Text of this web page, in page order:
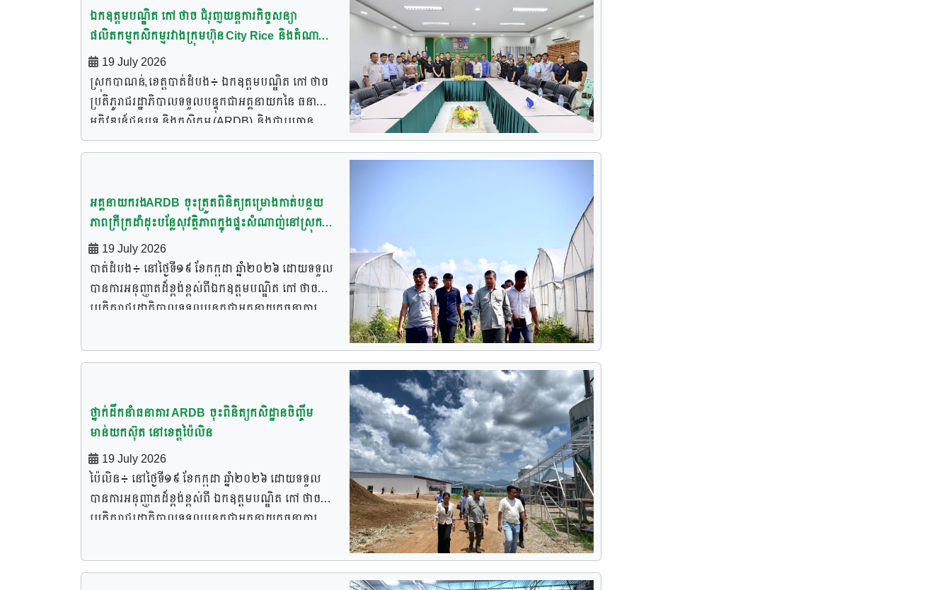
ធនាគារអភិវឌ្ឍន៍ជនបទ និងកសិកម្ម ដែលជាធនាគារ
បម្រើគោលនយោបាយរបស់រាជរដ្ឋាភិបាល។ […]
ទាំង ៩នៃស្រុកទឹកផុស សរុបប្រមាណ ៣០០រូប។ ឯក
ឧត្តមបណ្ឌិត កៅ ថាច ក្នុងនាមសមាគមបណ្តាញកសិករ
តេជោបានប្រសាសន៍លើកឡើងអំពីគុណតម្លៃសំខាន់ៗ
របស់សមាគមបណ្តាញកសិករតេជោ ដែលបង្កើតឡើងក្នុង
គោលបំណងធ្វើជាស្ពានចំលងកសិករទៅរកប្រភពហិរញ្ញ
វត្ថុ, បច្ចេកទេសដាំដុះ ចិញ្ចឹមសត្វ, និងចំលងសំឡេងកង្វល់
កសិករ។ ក្នុងឱកាសនោះ ឯកឧត្តមបណ្ឌិតប្រតិភូក៏បាន
ចាប់ផ្តើមការងារបង្កបង្កើនផលកសិកម្ម មិនថាតែការដាំដុះ
ដំណាំ ឬការចិញ្ចឹមសត្វនោះទេ ត្រូវយកចិត្តទុកដាក់ និង
តាមដានការព្យាករណ៍អាកាសធាតុឱ្យបានដិតដល់បំផុត
ដោយសារតែបច្ចុប្បន្នពិភពលោកក៏ដូចជាកម្ពុជាយើង
កំពុងរងផលប៉ះពាល់យ៉ាងធ្ងន់ធ្ងរពីបាតុភូតប្រែប្រួល
អាកាសធាតុអែលនីញ៉ូ (El Niño) ដែលបង្កឱ្យមានអាកាស
ជំរុញឱ្យប្រជាកសិករត្រូវមានការប្រុងប្រយ័ត្នចំពោះព័ត៍
បរិបទថ្មីនេះ កសិករគួរកែប្រែផ្នត់គំនិតនៃការធ្វើកសិកម្ម
ដោយអនុវត្តដាំដុះឆ្លាតវៃ​ និងត្រូវនេះរកថ្លៃដើមផលិតឱ្យ
ឃើញក្នុង១ឯកតា ទើបធ្វើស្រែមិនខាតនិងបានចំណេញ។
ការបញ្ជាក់របស់ ឯកឧត្តមបណ្ឌិត កៅ ថាច ដូច្នោះ ក្នុង
ឱកាសអញ្ជើញចុះជួបសំណេះសំណាល និងសួរសុខទុក្ខ
ដោយផ្ទាល់ជាមួយបងប្អូនប្រជាកសិករនៅក្នុងស្រុក
ផងដែរ ពីឯកឧត្តម ស៊ុន សុវណ្ណារិទ្ធ អភិបាលនៃគណៈ
ប្រឹក្សាខេត្តកំពង់ឆ្នាំង, លោកចេង ច័ន្ទដូណា អភិបាល
ស្រុកបរិបូរណ៍ អ្នកជំនាញ វារីវប្បកម្ម, សាកវប្បកម្ម, មេ
ភូមិ មេឃុំ, និងប្រជាកសិករមកពីឃុំទាំង ១១នៃស្រុក
បរិបូរណ៍ សរុបប្រមាណ ៣៨២រូប។ ឯកឧត្តមបណ្ឌិត កៅ
ថាច បានជម្រាបជូនដល់ប្រជាកសិករថា សមាគម
បណ្តាញកសិករតេជោដែលបង្កើតឡើងក្នុង
គោលបំណងទី១ ធ្វើជាស្ពានចំលងទៅរកប្រភពហិរញ្ញវត្ថុ,
កង្វល់របស់កសិករទៅដល់ថ្នាក់ដឹកនាំ ទី២ […]
ឯកឧត្តមបណ្ឌិត កៅ ថាច ជំរុញយន្តការកិច្ចសន្យា
ផលិតកម្មកសិកម្មរវាងក្រុមហ៊ុន City Rice និងតំណាង
កសិករអ្នកផលិតស្រូវនៅស្រុកបាណន់ ខេត្តបាត់ដំបង
ដើម្បីរួមគ្នាធានាលើការទិញស្រូវពីកសិករឲ្យមានតម្លៃសម
រម្យនៅលើទីផ្សារ
19 July 2026
ស្រុកបាណន់,ខេត្តបាត់ដំបង៖ ឯកឧត្តមបណ្ឌិត កៅ ថាច
ប្រតិភូរាជរដ្ឋាភិបាលទទួលបន្ទុកជាអគ្គនាយកនៃ ធនាគារ
អភិវឌ្ឍន៍ជនបទ និងកសិកម្ម (ARDB) និងជាប្រធាន
សមាគមបណ្តាញកសិករតេជោបានជំរុញនិងគាំទ្រនូវយន្ត
ដំបង ដើម្បីរួមគ្នាធានាការទិញស្រូវពីកសិករឲ្យមាន
តម្លៃសមរម្យនៅលើទីផ្សារ។ ប្រសាសន៍លើកឡើងដូច្នោះ
របស់ ឯកឧត្តមបណ្ឌិត កៅ ថាច ក្នុងឱកាសអញ្ជើញជា
អធិបតីភាពដ៏ខ្ពង់ខ្ពស់ ពិធីចុះហត្ថលេខាលើកិច្ចសន្យា
ផលិតកម្មកសិកម្ម ស្តីពីការផលិត និងការផ្គត់ផ្គង់ស្រូវ
រវាងតំណាងក្រុមហ៊ុន City Rice Import Export Co.,
ដៃគូរវាងវិស័យឯកជន និងប្រជាកសិករ តាមរយៈការ
ធានាទិញស្រូវពីកសិករត្រឡប់មកវិញ ក្នុងតម្លៃមួយសម
រម្យ និងមានស្ថិរភាព ដែលជួយកាត់បន្ថយហានិភ័យខាង
ផ្នែកទីផ្សារ និងការបង្អាប់ថ្លៃពីឈ្មួញមួយចំនួន។ នៅក្នុង
ឱកាសនោះ ឯកឧត្តមបណ្ឌិត កៅ ថាច […]
អគ្គនាយករងARDB ចុះត្រួតពិនិត្យគម្រោងកាត់បន្ថយ
ភាពក្រីក្រដាំដុះបន្លែសុវត្ថិភាពក្នុងផ្ទះសំណាញ់នៅស្រុកភ្នំ
ព្រឹក ខេត្តបាត់ដំបង
19 July 2026
បាត់ដំបង៖ នៅថ្ងៃទី១៩ ខែកក្កដា ឆ្នាំ២០២៦ ដោយទទួល
បានការអនុញ្ញាតដ៏ខ្ពង់ខ្ពស់ពីឯកឧត្ដមបណ្ឌិត កៅ ថាច
ប្រតិភូរាជរដ្ឋាភិបាលទទួលបន្ទុកជាអគ្គនាយកធនាគារ
លឹម និង ឯកឧត្ដម ប៉ិច សានី អគ្គនាយករង នៃធនាគារ
ពេជ្រចិន្ដា ស្រុកភ្នំព្រឹក ខេត្តបាត់ដំបង។ ក្នុងឱកាសនៃការ
ចុះត្រួតពិនិត្យនេះ ឯកឧត្ដមអគ្គនាយករង បានវាយតម្លៃ
ប្រជាកសិករក្នុងគម្រោង ដែលបានចូលរួមអនុវត្តការដាំ
ដុះបន្លែសុវត្ថិភាពក្នុងផ្ទះសំណាញ់ ប្រកបដោយឆន្ទៈខ្ពស់
និងទទួលបានលទ្ធផលល្អប្រសើរ។ បន្ថែមពីនេះ ឯកឧត្ដម
ថ្នាក់ដឹកនាំធនាគារ ARDB ចុះពិនិត្យកសិដ្ឋានចិញ្ចឹម
មាន់យកស៊ុត នៅខេត្តប៉ៃលិន
19 July 2026
ប៉ៃលិន៖ នៅថ្ងៃទី១៩ ខែកក្កដា ឆ្នាំ២០២៦ ដោយទទួល
បានការអនុញ្ញាតដ៏ខ្ពង់ខ្ពស់ពី ឯកឧត្ដមបណ្ឌិត កៅ ថាច
ប្រតិភូរាជរដ្ឋាភិបាលទទួលបន្ទុកជាអគ្គនាយកធនាគារ
លឹម និងឯកឧត្ដម ប៉ិច សានី អគ្គនាយករង នៃធនាគារ